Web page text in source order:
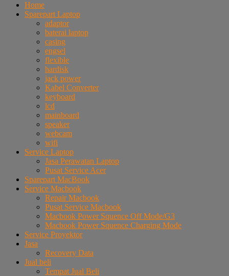
Home
Sparepart Laptop
adaptor
baterai laptop
casing
engsel
flexible
hardisk
jack power
Kabel Converter
keyboard
lcd
mainboard
speaker
webcam
wifi
Service Laptop
Jasa Perawatan Laptop
Pusat Service Acer
Sparepart MacBook
Service Macbook
Repair Macbook
Pusat Service Macbook
Macbook Power Squence Off Mode/G3
Macbook Power Squence Charging Mode
Service Proyektor
Jasa
Recovery Data
Jual beli
Tempat Jual Beli